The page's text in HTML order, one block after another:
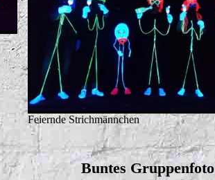
Feiernde Strichmännchen
Buntes Gruppenfoto